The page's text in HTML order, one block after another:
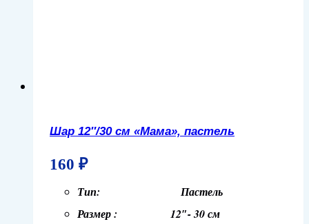
Шар 12″/30 см «Мама», пастель
160 ₽
Тип: Пастель
Размер : 12″- 30 см